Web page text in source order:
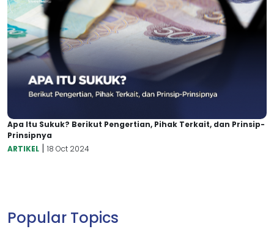
Apa Itu Sukuk? Berikut Pengertian, Pihak Terkait, dan Prinsip-
Prinsipnya
ARTIKEL | 18 Oct 2024
Popular Topics